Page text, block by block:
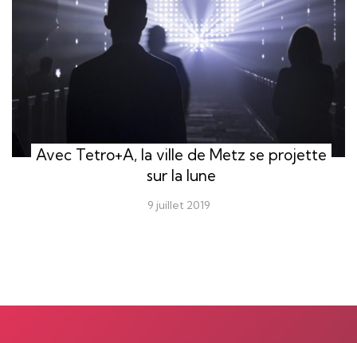
Avec Tetro+A, la ville de Metz se projette
sur la lune
9 juillet 2019